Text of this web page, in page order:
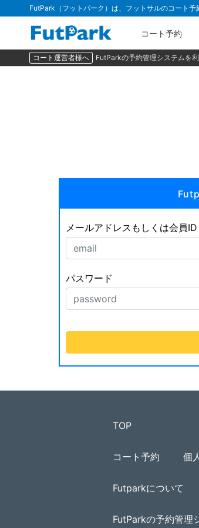
FutPark（フットパーク）は、フットサルのコート
コート予約
コート運営者様へ FutParkの予約管理システムを
メールアドレスもしくは会員ID
パスワード
TOP
コート予約 個
Futparkについて
FutParkの予約管理